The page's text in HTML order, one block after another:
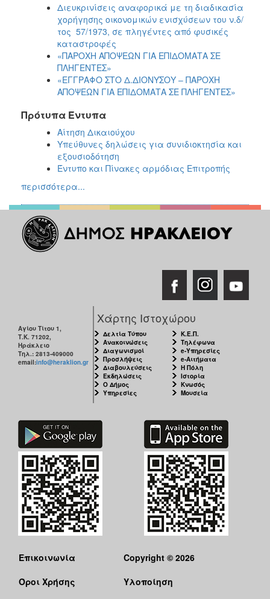
Διευκρινίσεις αναφορικά με τη διαδικασία
χορήγησης οικονομικών ενισχύσεων του ν.δ/
τος 57/1973, σε πληγέντες από φυσικές
καταστροφές
«ΠΑΡΟΧΗ ΑΠΟΨΕΩΝ ΓΙΑ ΕΠΙΔΟΜΑΤΑ ΣΕ
ΠΛΗΓΕΝΤΕΣ»
«ΕΓΓΡΑΦΟ ΣΤΟ Δ.ΔΙΟΝΥΣΟΥ – ΠΑΡΟΧΗ
ΑΠΟΨΕΩΝ ΓΙΑ ΕΠΙΔΟΜΑΤΑ ΣΕ ΠΛΗΓΕΝΤΕΣ»
Πρότυπα Έντυπα
Αίτηση Δικαιούχου
Υπεύθυνες δηλώσεις για συνιδιοκτησία και
εξουσιοδότηση
Έντυπο και Πίνακες αρμόδιας Επιτροπής
περισσότερα...
Αγίου Τίτου 1,
Τ.Κ. 71202,
Ηράκλειο
Τηλ.: 2813-409000
email:info@heraklion.gr
Χάρτης Ιστοχώρου
Δελτία Τύπου
Ανακοινώσεις
Διαγωνισμοί
Προσλήψεις
Διαβουλεύσεις
Εκδηλώσεις
Ο Δήμος
Υπηρεσίες
Κ.Ε.Π.
Τηλέφωνα
e-Υπηρεσίες
e-Αιτήματα
Η Πόλη
Ιστορία
Κνωσός
Μουσεία
Επικοινωνία
Όροι Χρήσης
Copyright © 2026
Υλοποίηση